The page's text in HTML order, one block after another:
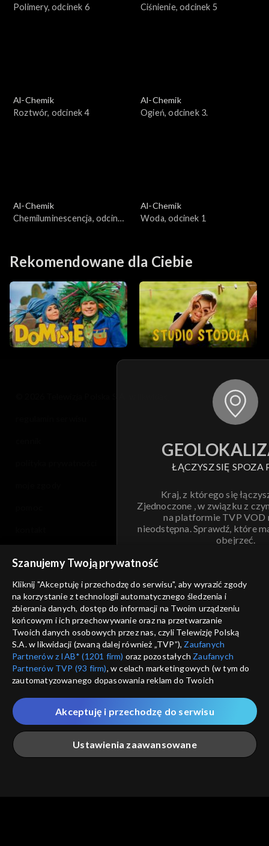
Polimery, odcinek 6
Ciśnienie, odcinek 5
Al-Chemik
Roztwór, odcinek 4
Al-Chemik
Ogień, odcinek 3.
Al-Chemik
Chemiluminescencja, odcinek
Al-Chemik
Woda, odcinek 1
Rekomendowane dla Ciebie
ŁĄCZYSZ SIĘ SPOZA
Kraj, z którego się
Zjednoczone , w związku z
na platformie TVP VOD
nieodstępna. Sprawdź, które
obejrzeć.
ANULUJ
informacje o dostawcy usług
Szanujemy Twoją prywatność
Kliknij "Akceptuję i przechodzę do serwisu", aby wyrazić zgody
na korzystanie z technologii automatycznego śledzenia i
zbierania danych, dostęp do informacji na Twoim urządzeniu
końcowym i ich przechowywanie oraz na przetwarzanie
Twoich danych osobowych przez nas, czyli Telewizję Polską
S.A. w likwidacji (zwaną dalej również „TVP”), Zaufanych
Partnerów z IAB* (1201 firm) oraz pozostałych Zaufanych
Partnerów TVP (93 firm), w celach marketingowych (w tym do
zautomatyzowanego dopasowania reklam do Twoich
które wskazujemy poniżej, a także zgody na udostępnianie
przez nas identyfikatora PPID do Google.
Twoje dane osobowe zbierane podczas odwiedzania przez
Ciebie naszych
poszczególnych serwisówzwanych dalej
„Portalem”, w tym informacje zapisywane za pomocą
Ustawienia zaawansowane
Akceptuję i przechodzę do serwisu